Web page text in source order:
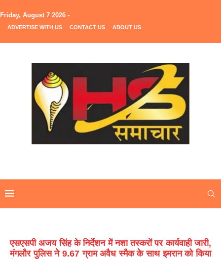
Friday, August 7 2026 -
ADVERTISE WITH US CONTACT US ABOUT US
एसएसपी अजय सिंह के निर्देशन में नशा तस्करों पर कार्यवाही जारी,
मंगलौर पुलिस ने 9.67 ग्राम अवैध स्मैक के साथ इमरान को किया